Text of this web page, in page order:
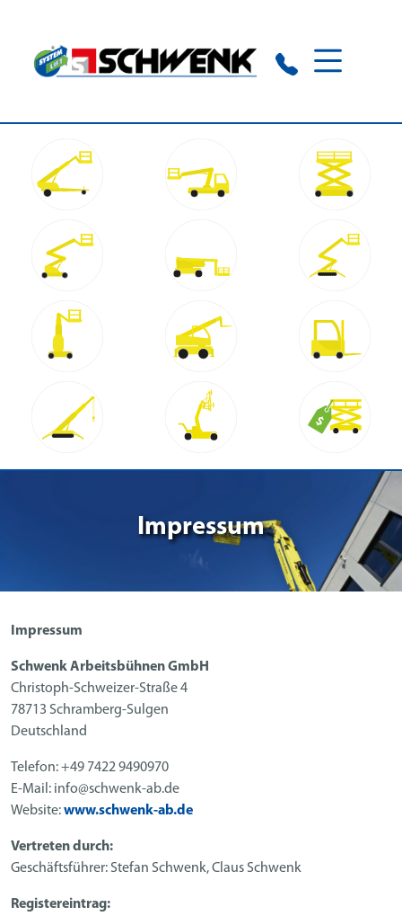
Impressum
Impressum
Schwenk Arbeitsbühnen GmbH
Christoph-Schweizer-Straße 4
78713 Schramberg-Sulgen
Deutschland
Telefon: +49 7422 9490970
E-Mail: info@schwenk-ab.de
Website:www.schwenk-ab.de
Vertreten durch:
Geschäftsführer: Stefan Schwenk, Claus Schwenk
Registereintrag: